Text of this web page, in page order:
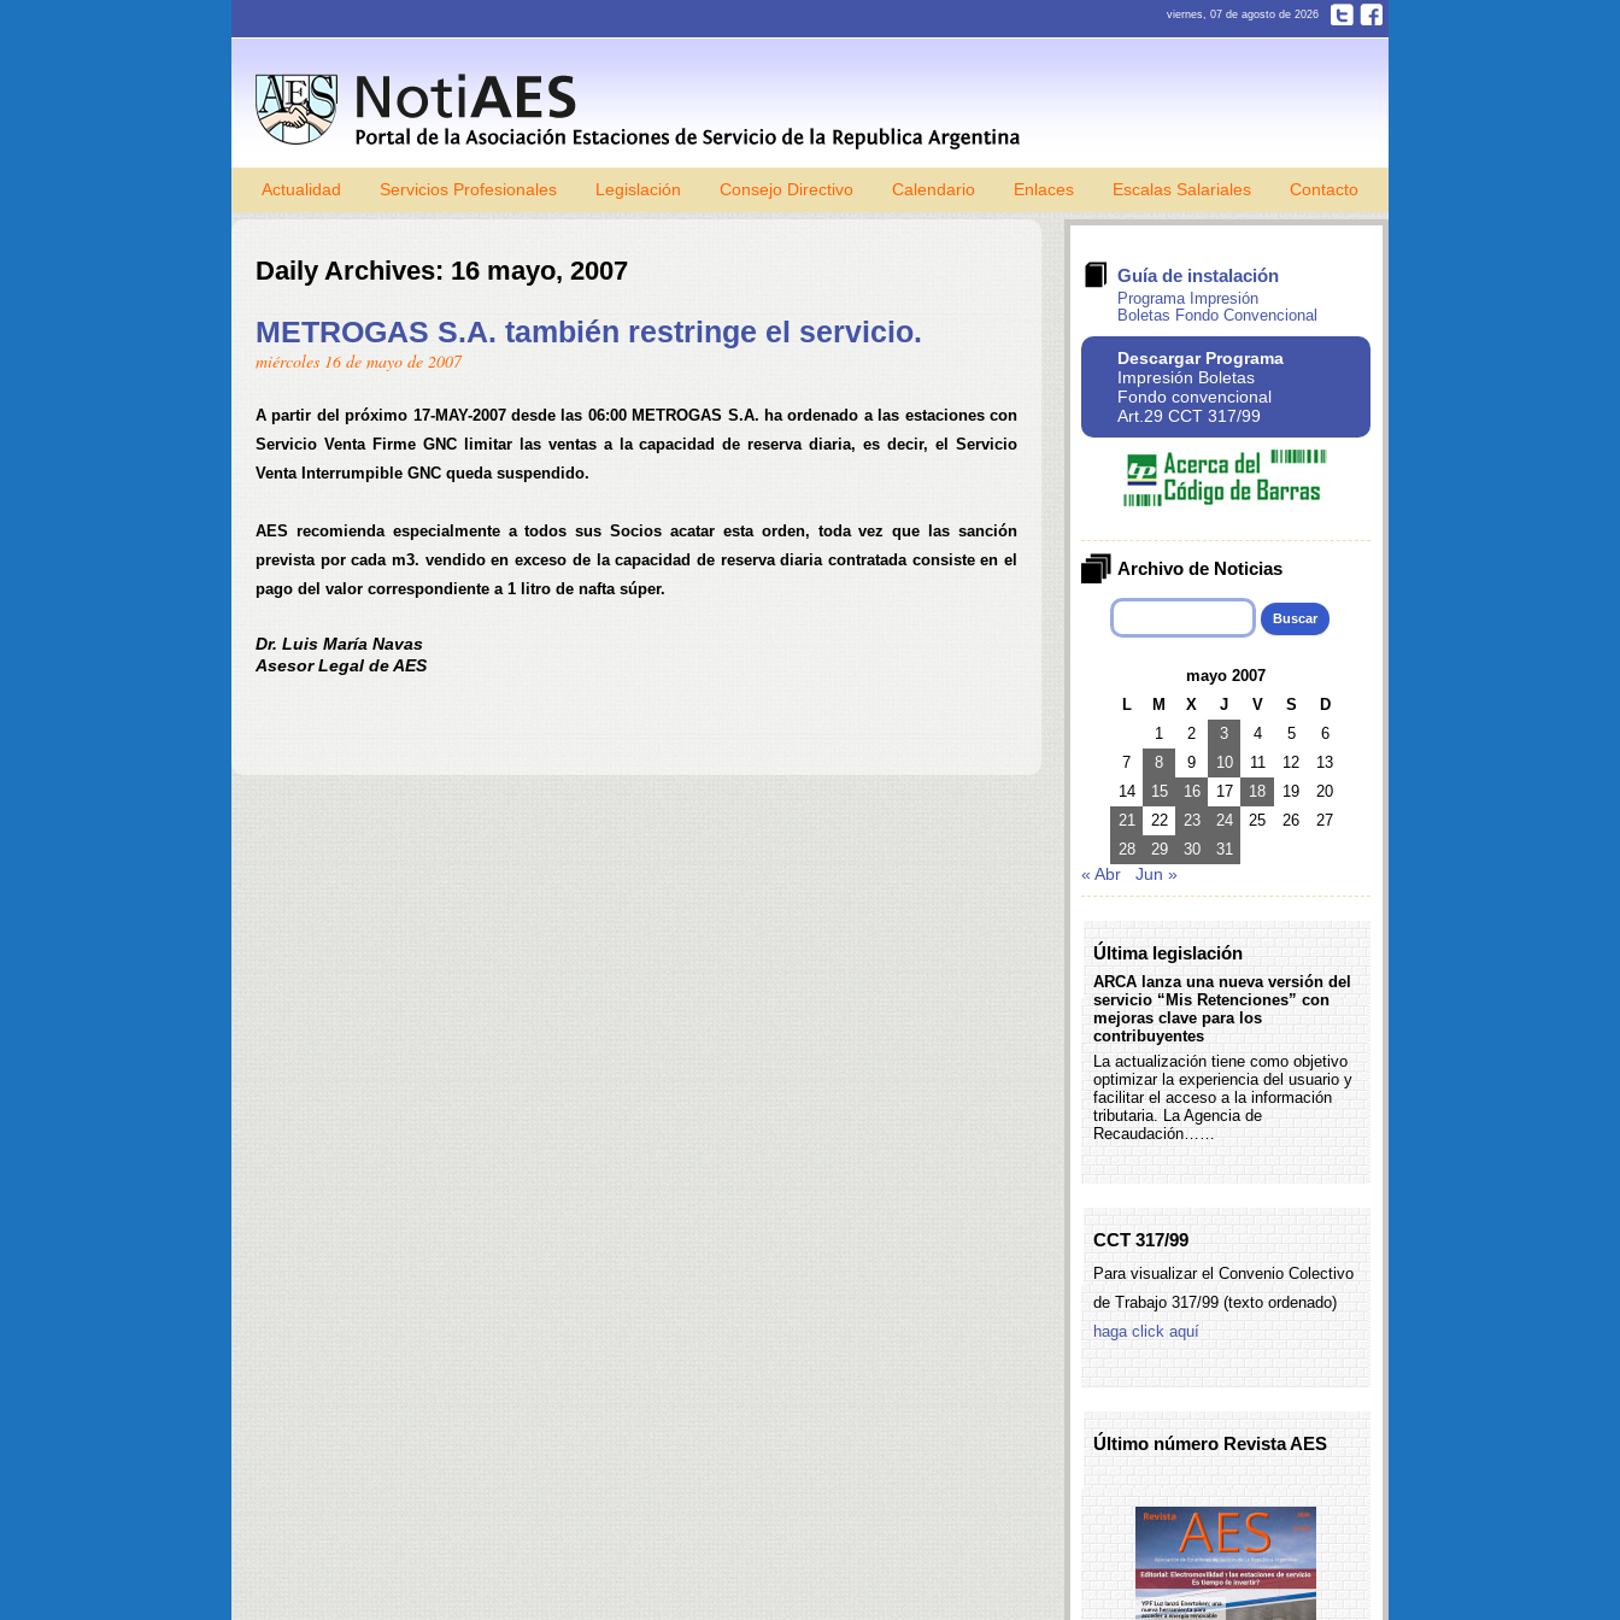
viernes, 07 de agosto de 2026
Skip to content
Actualidad Servicios Profesionales Legislación Consejo Directivo Calendario Enlaces Escalas Salariales Contacto
Daily Archives: 16 mayo, 2007
METROGAS S.A. también restringe el servicio.
miércoles 16 de mayo de 2007
A partir del próximo 17-MAY-2007 desde las 06:00 METROGAS S.A. ha ordenado a las estaciones con
Servicio Venta Firme GNC
limitar las ventas a la capacidad de reserva diaria, es decir, el Servicio
Venta Interrumpible GNC queda suspendido.
AES recomienda especialmente a todos sus Socios acatar esta orden, toda vez que las sanción
prevista por cada m3. vendido en exceso de la capacidad de reserva diaria contratada consiste en el
pago del valor correspondiente a 1 litro de nafta súper.
Dr. Luis María Navas
Asesor Legal de AES
Guía de instalación
Programa Impresión
Boletas Fondo Convencional
Descargar Programa
Impresión Boletas
Fondo convencional
Art.29 CCT 317/99
Archivo de Noticias
Buscar:
mayo 2007
L
M X J V S
D
1
2 3 4 5
6
7
8 9 10 11 12
13
14
15 16 17 18 19
20
21
22 23 24 25 26
27
28
29 30 31
« Abr Jun »
Última legislación
ARCA lanza una nueva versión del
servicio “Mis Retenciones” con
mejoras clave para los
contribuyentes
La actualización tiene como objetivo
optimizar la experiencia del usuario y
facilitar el acceso a la información
tributaria. La Agencia de
Recaudación……
CCT 317/99
Para visualizar el Convenio Colectivo
de Trabajo 317/99 (texto ordenado)
haga click aquí
Último número Revista AES